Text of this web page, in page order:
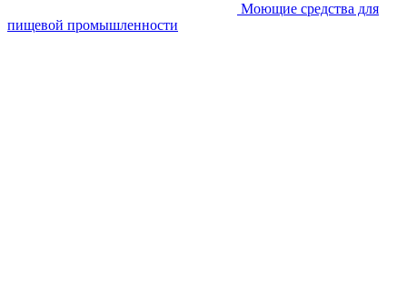
Моющие средства для
пищевой промышленности